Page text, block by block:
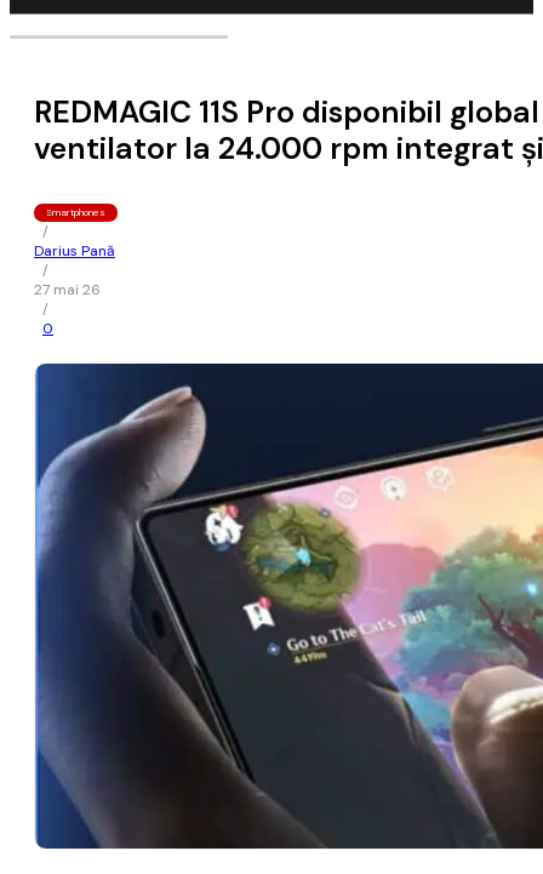
REDMAGIC 11S Pro disponibil
ventilator la 24.000 rpm integrat
Smartphones
/
Darius Pană
/
27 mai 26
/
0